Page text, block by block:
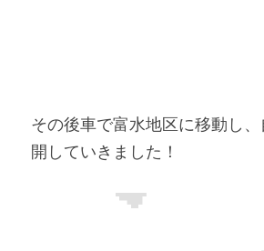
その後車で富水地区に移動し
開していきました！